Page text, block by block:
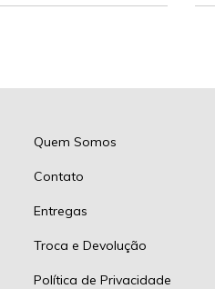
Quem Somos
Contato
Entregas
Troca e Devolução
Política de Privacidade